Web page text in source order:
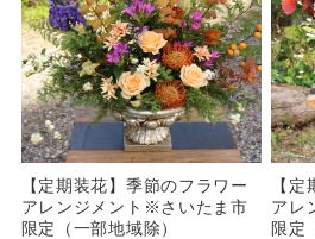
【定期装花】季節のフラワー
アレンジメント※さいたま市
限定（一部地域除）
【
アレ
限定